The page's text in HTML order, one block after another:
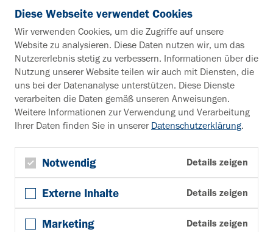
+49 2307 704-0
info@vahle.de
Paul Vahle GmbH & Co. KG
Westicker Str. 52
59174 Kamen
Deutschland
Interesse an weiteren Infos?
Infomaterial
Newsletter
Newsletter anmelden
Folgen Sie uns
Facebook
Diese Webseite verwendet Cookies
Wir verwenden Cookies, um die Zugriffe auf unsere
Website zu analysieren. Diese Daten nutzen wir, um das
Nutzererlebnis stetig zu verbessern. Informationen über die
Nutzung unserer Website teilen wir auch mit Diensten, die
uns bei der Datenanalyse unterstützen. Diese Dienste
verarbeiten die Daten gemäß unseren Anweisungen.
Weitere Informationen zur Verwendung und Verarbeitung
Ihrer Daten finden Sie in unserer Datenschutzerklärung.
Notwendig Details zeigen
Externe Inhalte Details zeigen
Marketing Details zeigen